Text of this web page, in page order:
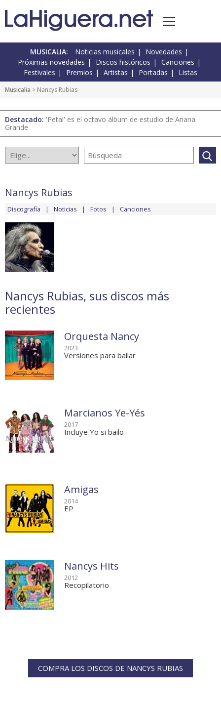
MUSICALIA: Noticias musicales
Novedades
Próximas novedades
Discos históricos
Canciones
Festivales
Premios Artistas Portadas Listas
Musicalia > Nancys Rubias
Destacado: 'Petal' es el octavo álbum de estudio de Ariana
Grande
Nancys Rubias
Discografía Noticias Fotos Canciones
Nancys Rubias, sus discos más
recientes
Orquesta Nancy
2023
Versiones para bailar
Marcianos Ye-Yés
2017
Incluye Yo si bailo
Amigas
2014
EP
Nancys Hits
2012
Recopilatorio
COMPRA LOS DISCOS DE NANCYS RUBIAS